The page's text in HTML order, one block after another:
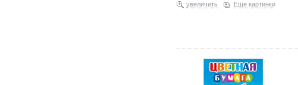
увеличить Еще картинки